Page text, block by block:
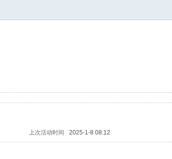
上次活动时间 2025-1-8 08:12